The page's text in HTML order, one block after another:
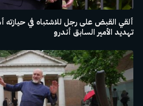
ألقي القبض على رجل للاشتباه في
تهديد الأمير السابق أندرو